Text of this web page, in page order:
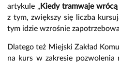
artykule „ Kiedy tramwaje wrócą
z tym, zwiększy się liczba
tym idzie wzrośnie
Dlatego też Miejski Zakład
na kurs w zakresie pozwolenia